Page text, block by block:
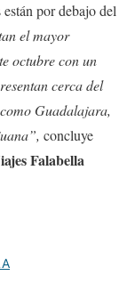
por debajo del
el mayor
octubre con un
cerca del
Guadalajara,
concluye
Falabella